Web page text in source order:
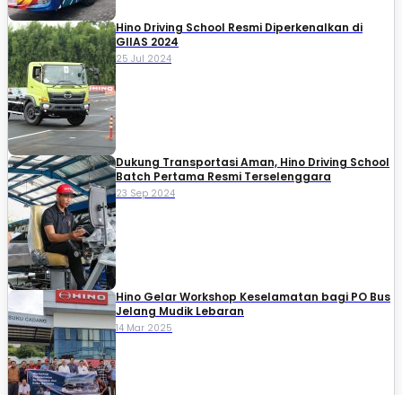
Hino Driving School Resmi Diperkenalkan di
GIIAS 2024
25 Jul 2024
Dukung Transportasi Aman, Hino Driving School
Batch Pertama Resmi Terselenggara
23 Sep 2024
Hino Gelar Workshop Keselamatan bagi PO Bus
Jelang Mudik Lebaran
14 Mar 2025